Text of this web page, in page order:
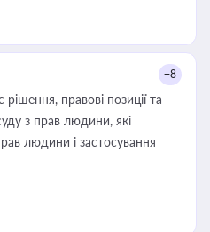
+8
правові позиції та
з прав людини, які
людини і застосування